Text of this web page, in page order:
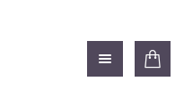
ABAAKIL
Indigo